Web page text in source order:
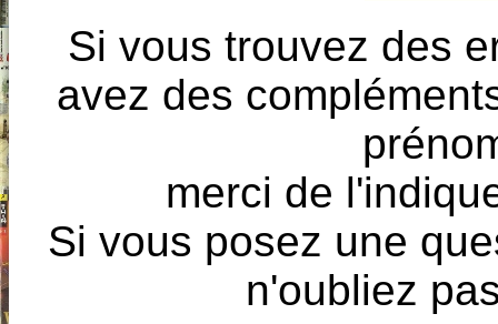
Si vous trouvez des
avez des
merci de
Si vous posez une
n'oubliez